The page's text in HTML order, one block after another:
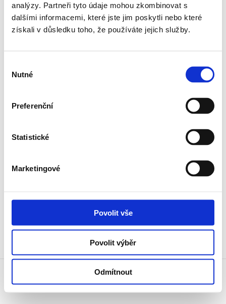
analýzy. Partneři tyto údaje mohou zkombinovat s
dalšími informacemi, které jste jim poskytli nebo které
získali v důsledku toho, že používáte jejich služby.
souhlasu
Nutné
Preferenční
Statistické
Marketingové
Povolit vše
Povolit výběr
Odmítnout
© 2026, Garmondi CZ s.r.o.